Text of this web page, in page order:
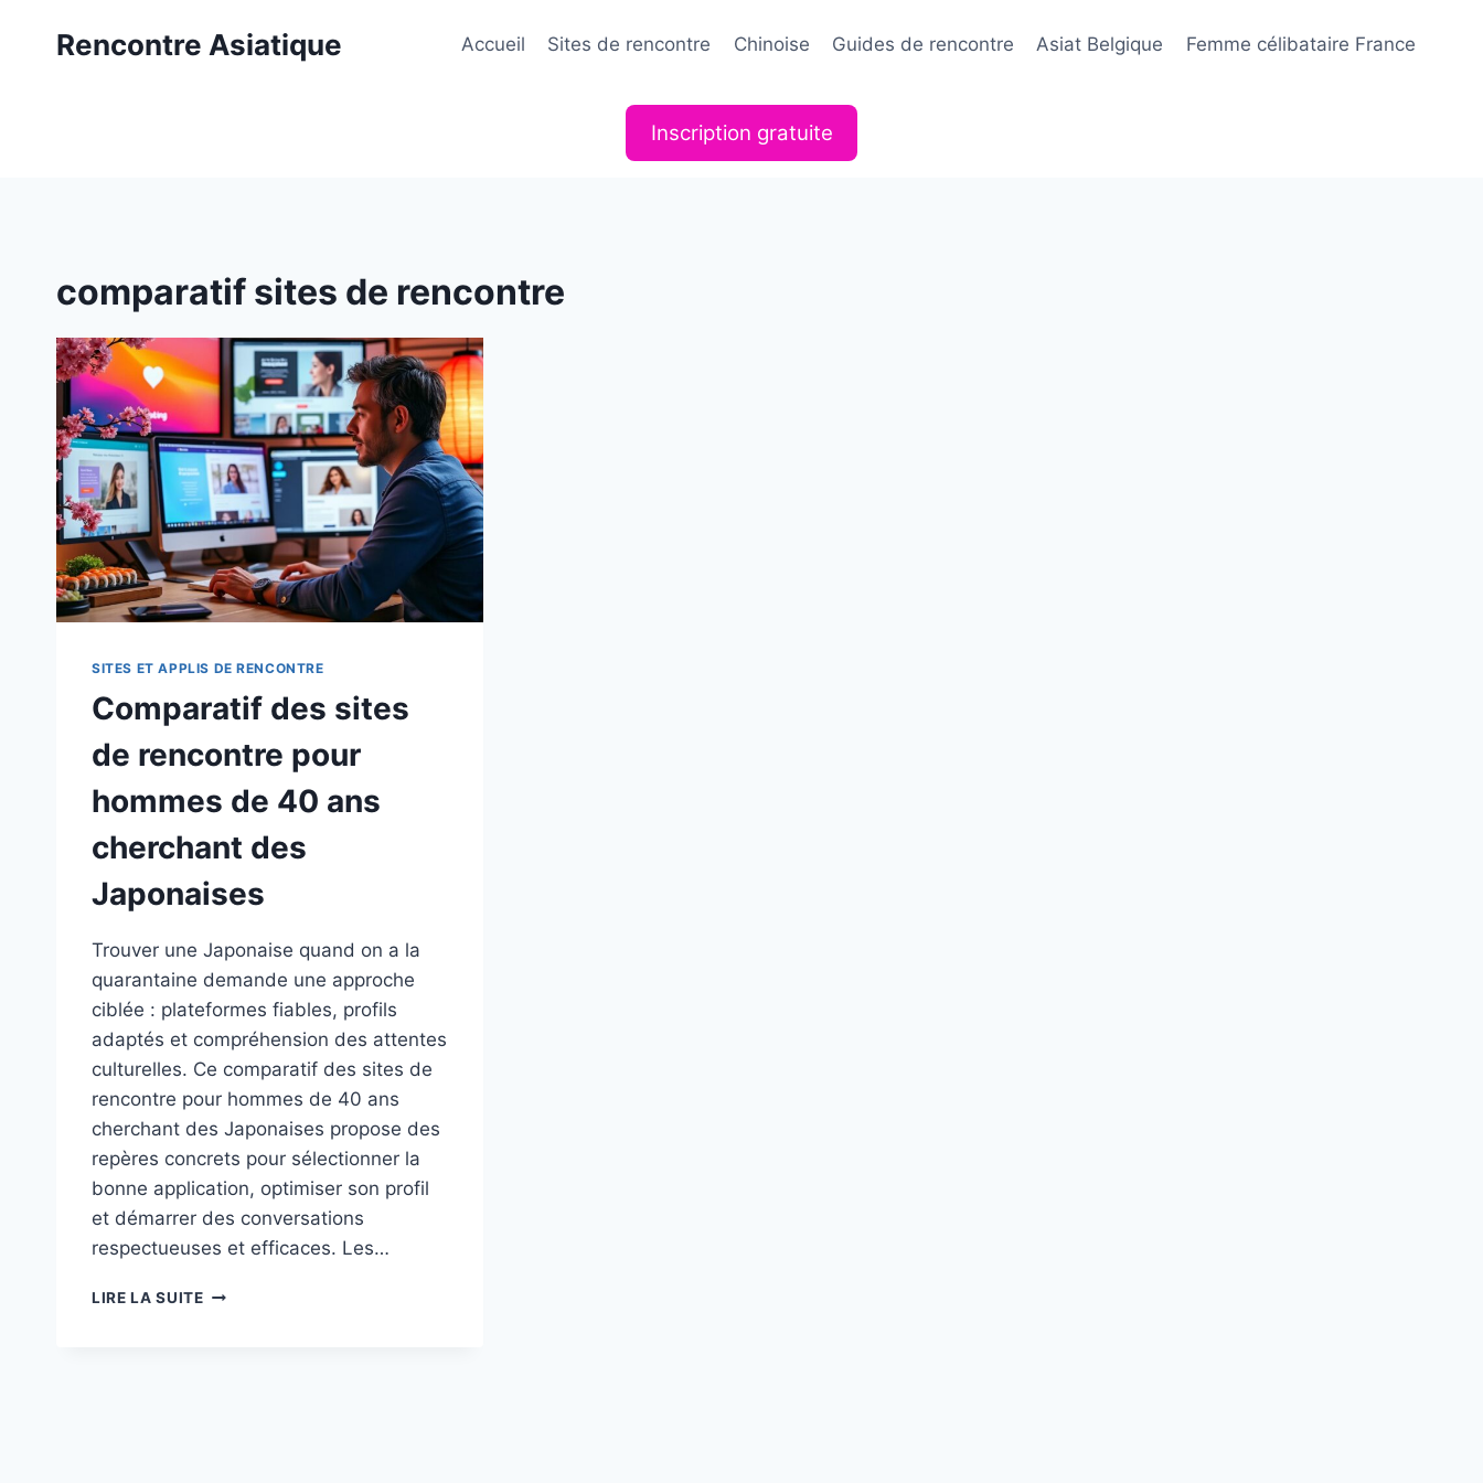
Rencontre Asiatique Accueil Sites de rencontre Chinoise Guides de rencontre Asiat Belgique Femme célibataire France
Inscription gratuite
comparatif sites de rencontre
SITES ET APPLIS DE RENCONTRE
Comparatif des sites
de rencontre pour
hommes de 40 ans
cherchant des
Japonaises
Trouver une Japonaise quand on a la
quarantaine demande une approche
ciblée : plateformes fiables, profils
adaptés et compréhension des attentes
culturelles. Ce comparatif des sites de
rencontre pour hommes de 40 ans
cherchant des Japonaises propose des
repères concrets pour sélectionner la
bonne application, optimiser son profil
et démarrer des conversations
respectueuses et efficaces. Les…
LIRE LA SUITECOMPARATIF